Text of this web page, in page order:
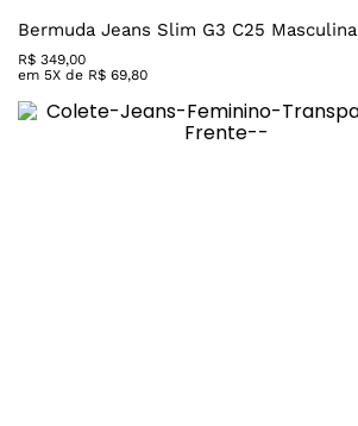
Bermuda Jeans Slim G3 C25 Masculina
R$ 349,00
em 5X de R$ 69,80